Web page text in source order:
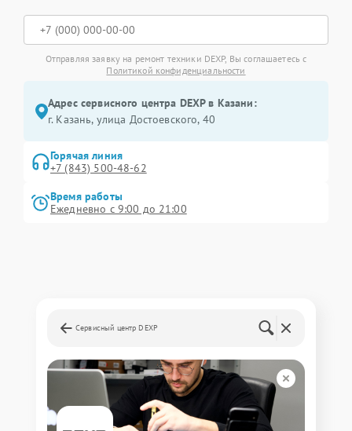
Отправляя заявку на ремонт техники DEXP, Вы соглашаетесь с
Политикой конфиденциальности
Адрес сервисного центра DEXP в Казани:
г. Казань, улица Достоевского, 40
Горячая линия
+7 (843) 500-48-62
Время работы
Ежедневно с 9:00 до 21:00
Сервисный центр DEXP